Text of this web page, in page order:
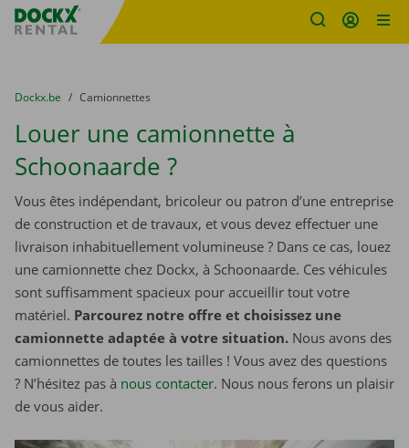
sitename
You are here:
du
Dockx.be to
Camionnettes
Louer une camionnette à
Schoonaarde ?
Vous êtes indépendant, bricoleur ou patron d’une entreprise
de construction et de travaux, et vous devez effectuer une
livraison inhabituellement volumineuse ? Dans ce cas, louez
une camionnette chez Dockx, à Schoonaarde. Ces véhicules
sont suffisamment spacieux pour accueillir tout votre
matériel. Parcourez notre offre et choisissez une
camionnette adaptée à votre situation. Nous avons des
camionnettes de toutes les tailles ! Vous avez des questions
? N’hésitez pas à nous contacter. Nous nous ferons un plaisir
de vous aider.